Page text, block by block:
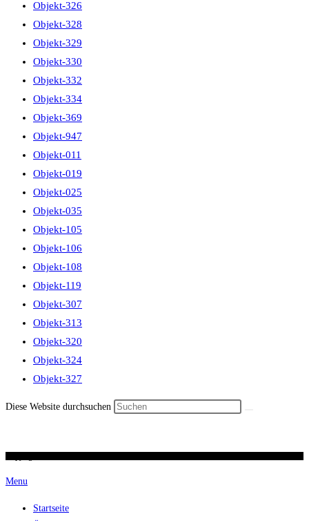
Objekt-326
Objekt-328
Objekt-329
Objekt-330
Objekt-332
Objekt-334
Objekt-369
Objekt-947
Objekt-011
Objekt-019
Objekt-025
Objekt-035
Objekt-105
Objekt-106
Objekt-108
Objekt-119
Objekt-307
Objekt-313
Objekt-320
Objekt-324
Objekt-327
Diese Website durchsuchen
Menu
Startseite